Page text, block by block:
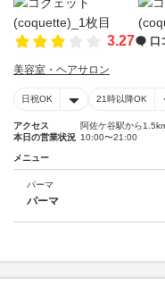
3.27 口
美容室・ヘアサロン
日祝OK 21時以降OK
アクセス
阿佐ケ谷駅から
本日の営業状況 10:00〜21:00
メニュー
パーマ
パーマ